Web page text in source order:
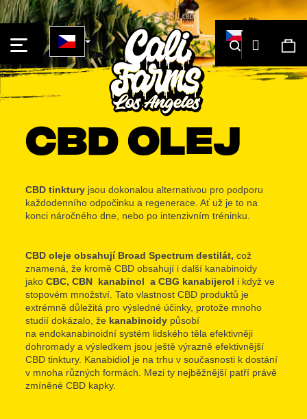
Hledat
CBD olej
CBD tinktury jsou dokonalou alternativou pro podporu
každodenního odpočinku a regenerace. Ať už je to na
konci náročného dne, nebo po intenzivním tréninku.
CBD oleje obsahují Broad Spectrum destilát, což
znamená, že kromě CBD obsahují i další kanabinoidy
jako CBC, CBN kanabinol a CBG kanabijerol i když ve
stopovém množství. Tato vlastnost CBD produktů je
extrémně důležitá pro výsledné účinky, protože mnoho
studií dokázalo, že kanabinoidy působí
na endokanabinoidní systém lidského těla efektivněji
dohromady a výsledkem jsou ještě výrazně efektivnější
CBD tinktury. Kanabidiol je na trhu v současnosti k dostání
v mnoha různých formách. Mezi ty nejběžnější patří právě
zmíněné CBD kapky.
Košík
potřebujete
najít?
Doporučujeme